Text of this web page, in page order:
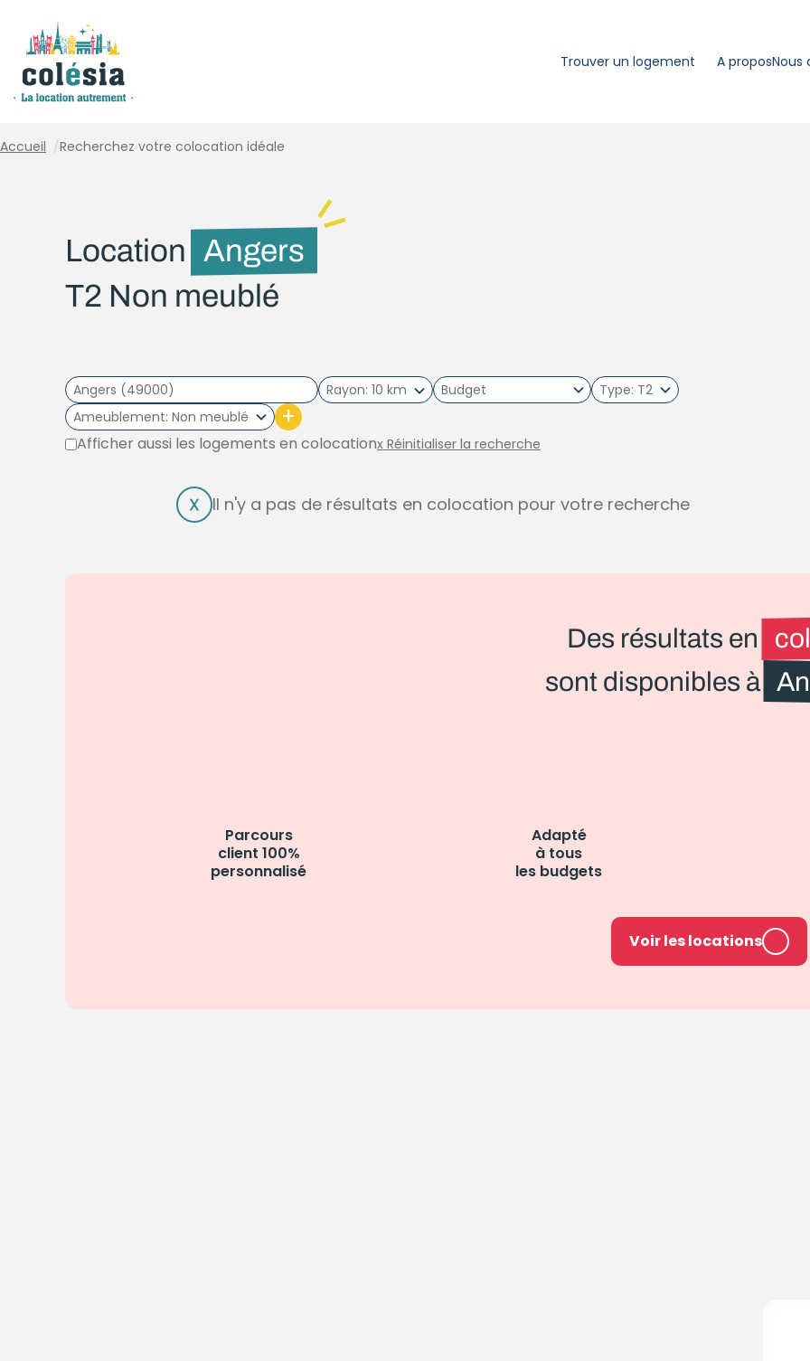
Trouver un logement A proposNous
Accueil /Recherchez votre colocation idéale
Location Angers
T2 Non meublé
Rayon 10 km Type T2
Ameublement Non meublé +
Afficher aussi les logements en colocationx Réinitialiser la recherche
Il n'y a pas de résultats en colocation pour votre recherche
Des résultats en
sont disponibles à
Parcours
client 100%
personnalisé
Adapté
à tous
les budgets
Voir les locations